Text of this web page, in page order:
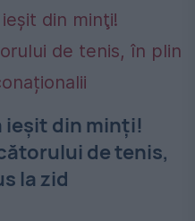
ieşit din minţi!
de tenis,
la zid